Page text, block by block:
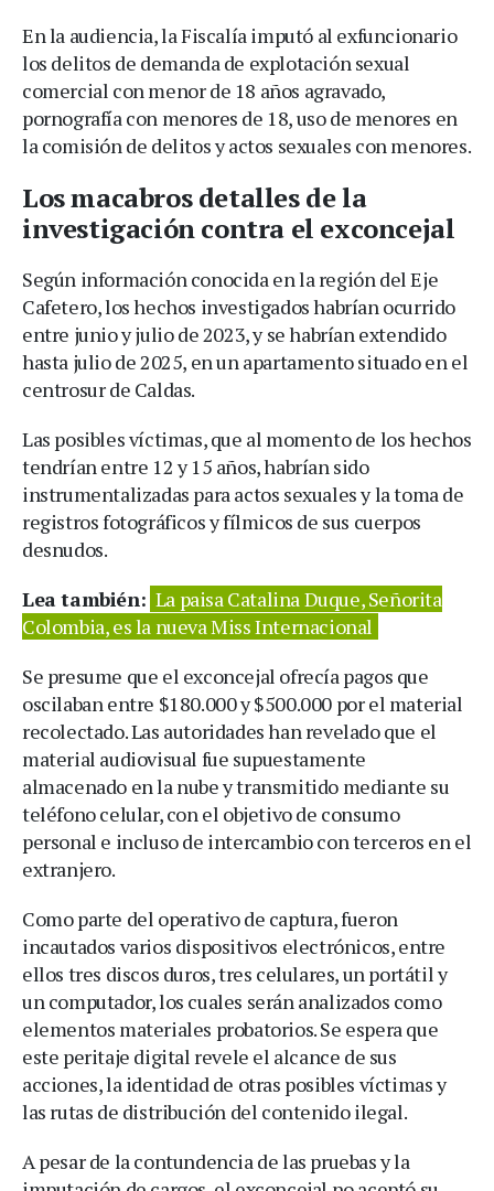
En la audiencia, la Fiscalía imputó al exfuncionario
los delitos de demanda de explotación sexual
comercial con menor de 18 años agravado,
pornografía con menores de 18, uso de menores en
la comisión de delitos y actos sexuales con menores.
Los macabros detalles de la
investigación contra el exconcejal
Según información conocida en la región del Eje
Cafetero, los hechos investigados habrían ocurrido
entre junio y julio de 2023, y se habrían extendido
hasta julio de 2025, en un apartamento situado en el
centrosur de Caldas.
Las posibles víctimas, que al momento de los hechos
tendrían entre 12 y 15 años, habrían sido
instrumentalizadas para actos sexuales y la toma de
registros fotográficos y fílmicos de sus cuerpos
desnudos.
Lea también: La paisa Catalina Duque, Señorita
Colombia, es la nueva Miss Internacional
Se presume que el exconcejal ofrecía pagos que
oscilaban entre $180.000 y $500.000 por el material
recolectado. Las autoridades han revelado que el
material audiovisual fue supuestamente
almacenado en la nube y transmitido mediante su
teléfono celular, con el objetivo de consumo
personal e incluso de intercambio con terceros en el
extranjero.
Como parte del operativo de captura, fueron
incautados varios dispositivos electrónicos, entre
ellos tres discos duros, tres celulares, un portátil y
un computador, los cuales serán analizados como
elementos materiales probatorios. Se espera que
este peritaje digital revele el alcance de sus
acciones, la identidad de otras posibles víctimas y
las rutas de distribución del contenido ilegal.
A pesar de la contundencia de las pruebas y la